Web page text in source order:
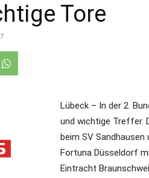
Tore
Lübeck – In der 2.
und wichtige Treffer.
beim SV
Fortuna Düsseldorf
Eintracht